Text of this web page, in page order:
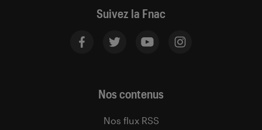
Suivez la Fnac
Nos contenus
Nos flux RSS